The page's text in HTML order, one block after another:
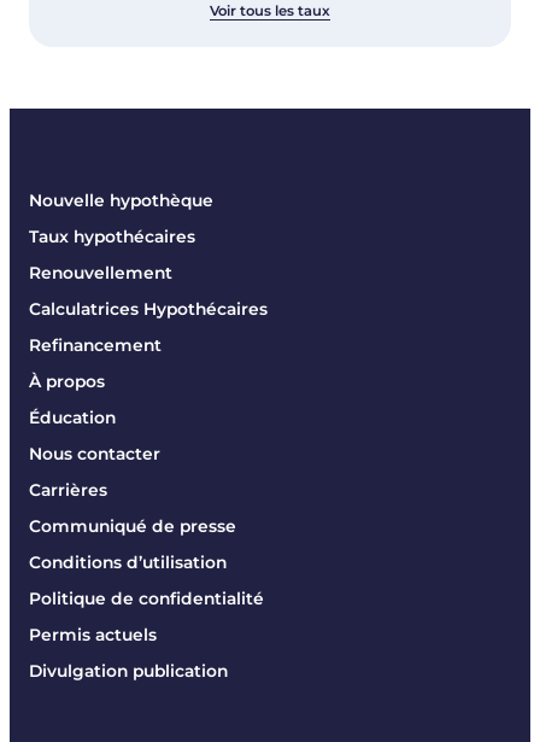
Voir tous les taux
Nouvelle hypothèque
Taux hypothécaires
Renouvellement
Calculatrices Hypothécaires
Refinancement
À propos
Éducation
Nous contacter
Carrières
Communiqué de presse
Conditions d’utilisation
Politique de confidentialité
Permis actuels
Divulgation publication